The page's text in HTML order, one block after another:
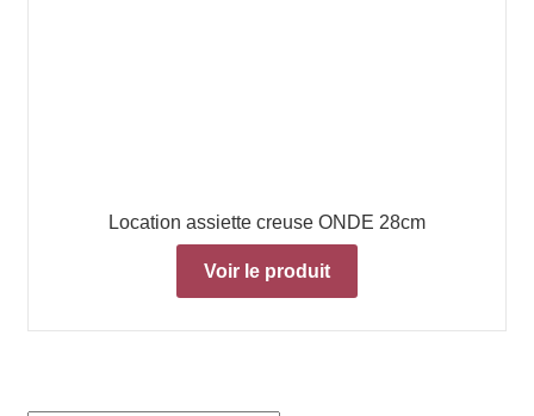
Location assiette creuse ONDE 28cm
Voir le produit